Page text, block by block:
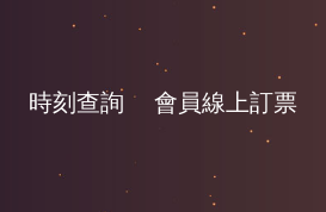
時刻查詢 會員線上訂票